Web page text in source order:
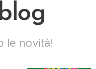
le novità!